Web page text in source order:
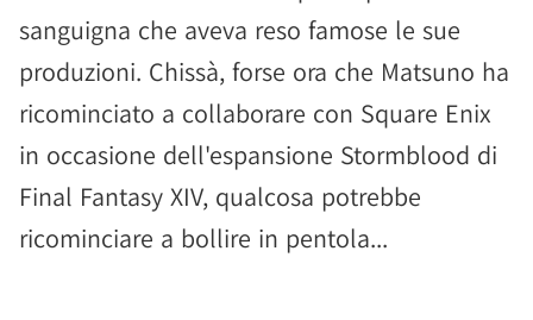
sanguigna che aveva reso famose le sue
produzioni. Chissà, forse ora che Matsuno ha
ricominciato a collaborare con Square Enix
in occasione dell'espansione Stormblood di
Final Fantasy XIV, qualcosa potrebbe
ricominciare a bollire in pentola...